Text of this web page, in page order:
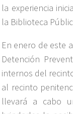
la experiencia
la Biblioteca
En enero de este
Detención
internos del
al recinto
llevará a cabo